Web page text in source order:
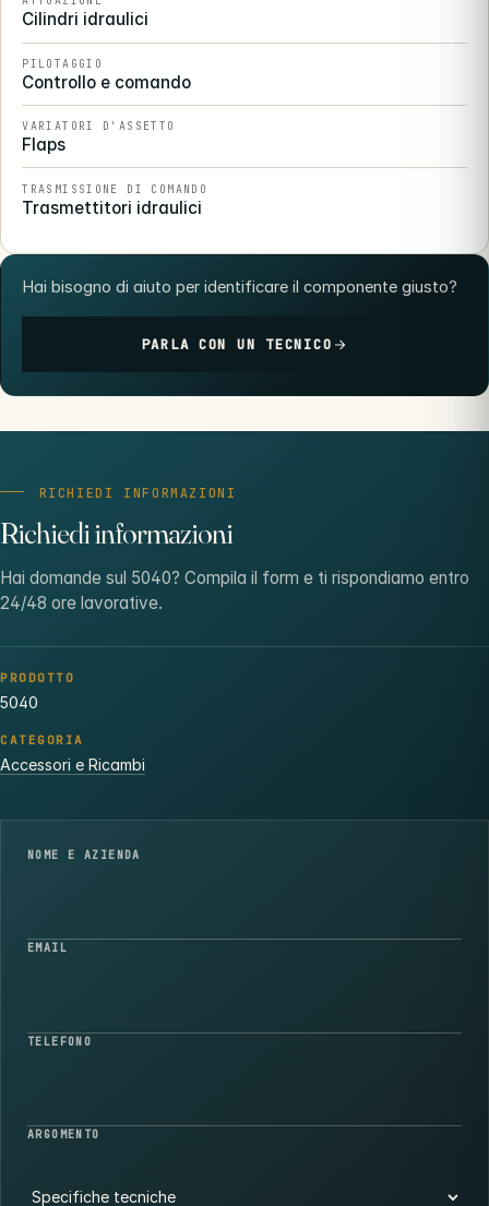
Cilindri idraulici
PILOTAGGIO
Controllo e comando
VARIATORI D'ASSETTO
Flaps
TRASMISSIONE DI COMANDO
Trasmettitori idraulici
Hai bisogno di aiuto per identificare il componente giusto?
PARLA CON UN TECNICO
RICHIEDI INFORMAZIONI
Richiedi informazioni
Hai domande sul 5040? Compila il form e ti rispondiamo entro
24/48 ore lavorative.
PRODOTTO
5040
CATEGORIA
Accessori e Ricambi
NOME E AZIENDA
EMAIL
TELEFONO
ARGOMENTO